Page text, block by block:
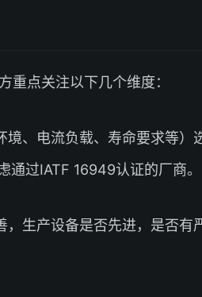
重点关注以下几个维度：
、电流负载、寿命要求等）
过IATF 16949认证的厂商。
，生产设备是否先进，是否有